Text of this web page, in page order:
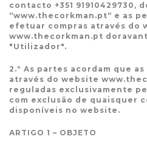
contacto +351 91910429730,
“www.thecorkman.pt“ e as
efetuar compras através do
www.thecorkman.pt
"Utilizador".
2.º As partes acordam que
através do website
reguladas exclusivamente
com exclusão de quaisquer
disponíveis no website.
ARTIGO 1 – OBJETO